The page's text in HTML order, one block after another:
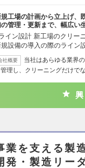
工場の計画から立上げ、
管理・更新まで、幅広い
イン設計 新工場のクリー
規設備の導入の際のライン
社概要
当社はあらゆる業界
理し、クリーニングだけで
業を支える製
発・製造リー